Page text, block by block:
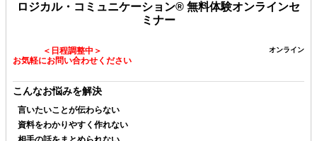
ロジカル・コミュニケーション® 無料体験オンラインセ
ミナー
＜日程調整中＞
お気軽にお問い合わせください
オンライン
こんなお悩みを解決
言いたいことが伝わらない
資料をわかりやすく作れない